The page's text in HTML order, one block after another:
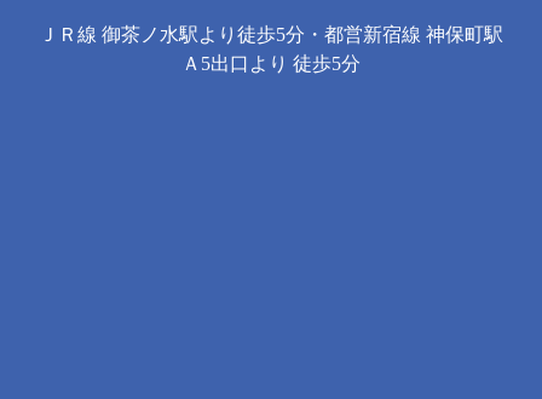
ＪＲ線 御茶ノ水駅より徒歩5分・都営新宿線 神保町駅
Ａ5出口より 徒歩5分